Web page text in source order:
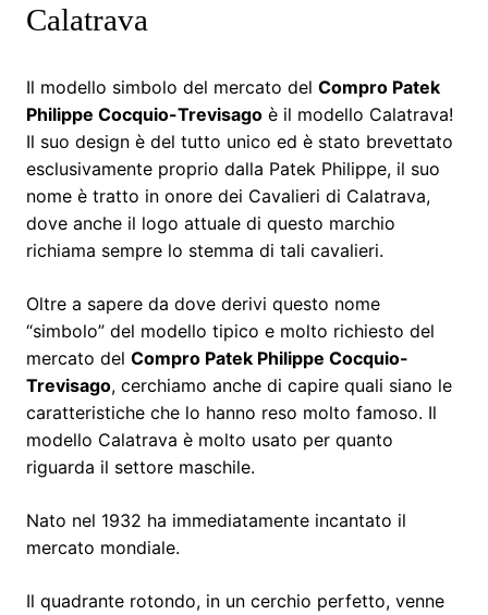
Calatrava
Il modello simbolo del mercato del Compro Patek
Philippe Cocquio-Trevisago è il modello Calatrava!
Il suo design è del tutto unico ed è stato brevettato
esclusivamente proprio dalla Patek Philippe, il suo
nome è tratto in onore dei Cavalieri di Calatrava,
dove anche il logo attuale di questo marchio
richiama sempre lo stemma di tali cavalieri.
Oltre a sapere da dove derivi questo nome
“simbolo” del modello tipico e molto richiesto del
mercato del Compro Patek Philippe Cocquio-
Trevisago, cerchiamo anche di capire quali siano le
caratteristiche che lo hanno reso molto famoso. Il
modello Calatrava è molto usato per quanto
riguarda il settore maschile.
Nato nel 1932 ha immediatamente incantato il
mercato mondiale.
Il quadrante rotondo, in un cerchio perfetto, venne